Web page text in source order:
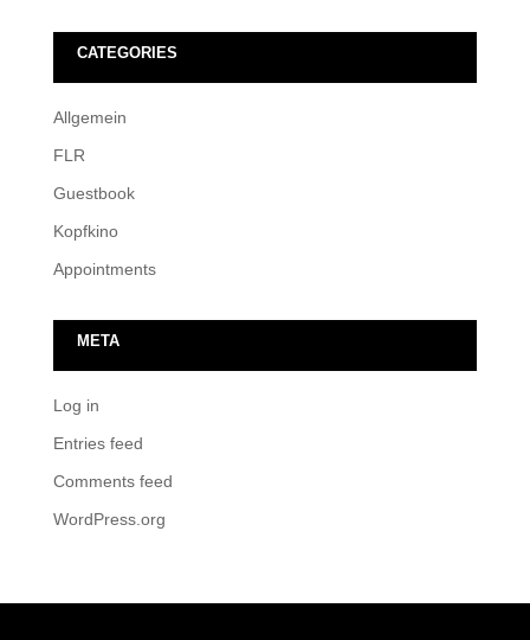
CATEGORIES
Allgemein
FLR
Guestbook
Kopfkino
Appointments
META
Log in
Entries feed
Comments feed
WordPress.org